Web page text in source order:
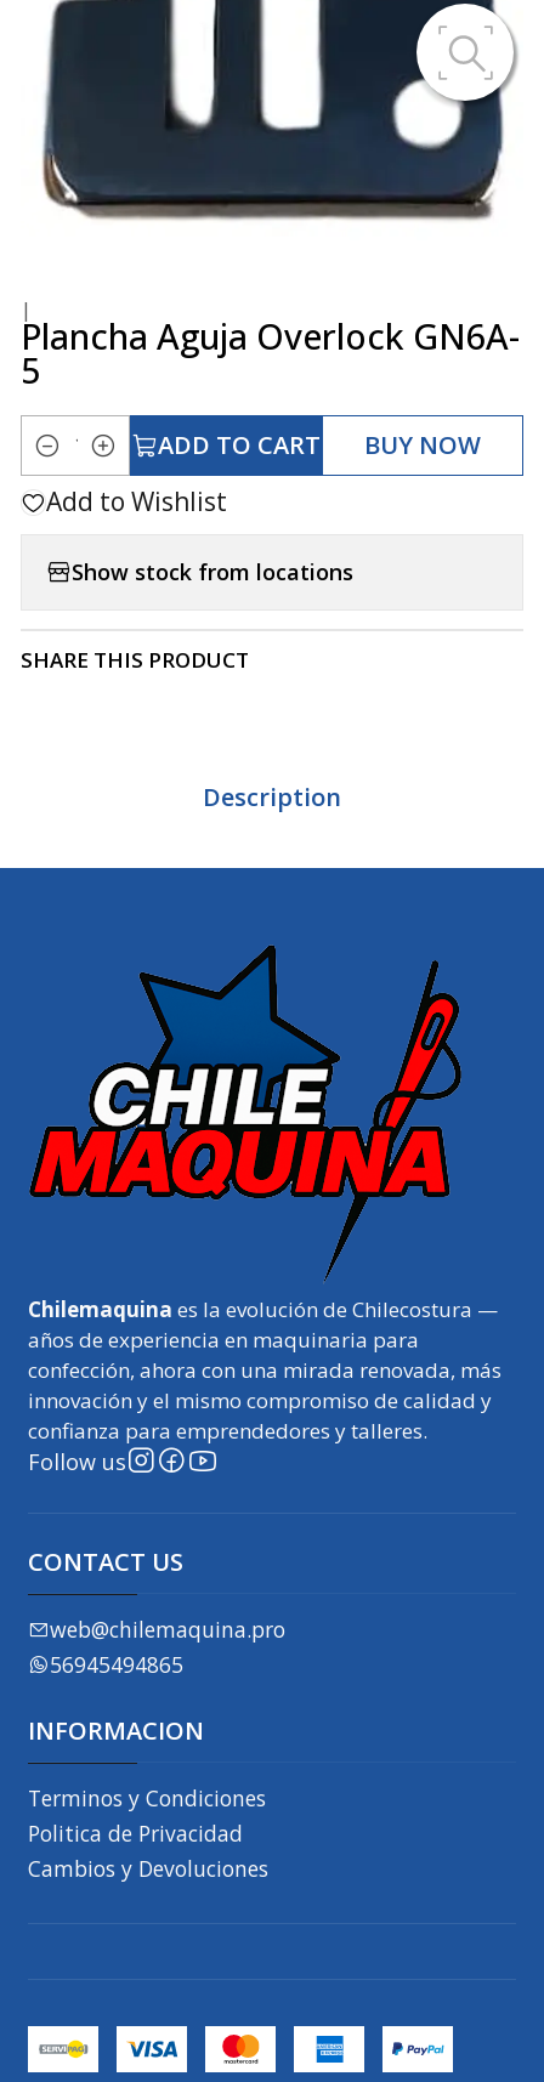
|
Plancha Aguja Overlock GN6A-
5
Quantity
ADD TO CART BUY NOW
Add to Wishlist
Show stock from locations
SHARE THIS PRODUCT
Description
Chilemaquina es la evolución de Chilecostura —
años de experiencia en maquinaria para
confección, ahora con una mirada renovada, más
innovación y el mismo compromiso de calidad y
confianza para emprendedores y talleres.
Follow us
CONTACT US
web@chilemaquina.pro
56945494865
INFORMACION
Terminos y Condiciones
Politica de Privacidad
Cambios y Devoluciones